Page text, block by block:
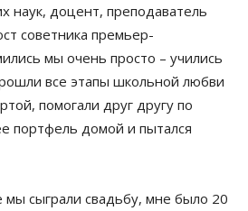
наук, доцент, преподаватель
советника премьер-
мы очень просто – учились
все этапы школьной любви
помогали друг другу по
портфель домой и пытался
мы сыграли свадьбу, мне было 20